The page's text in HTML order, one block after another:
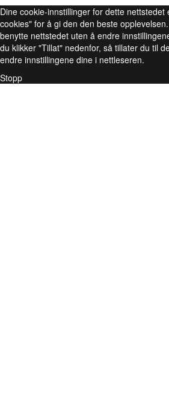
Dine cookie-innstillinger for dette nettstedet
cookies" for å gi den den beste
benytte nettstedet uten å endre
du klikker "Tillat" nedenfor, så tillater du til
endre innstillingene dine i nettleseren.
Stopp